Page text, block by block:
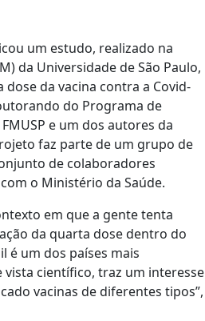
um estudo, realizado na
da Universidade de São Paulo,
da vacina contra a Covid-
do Programa de
e um dos autores da
faz parte de um grupo de
de colaboradores
o Ministério da Saúde.
em que a gente tenta
da quarta dose dentro do
é um dos países mais
científico, traz um interesse
vacinas de diferentes tipos”,